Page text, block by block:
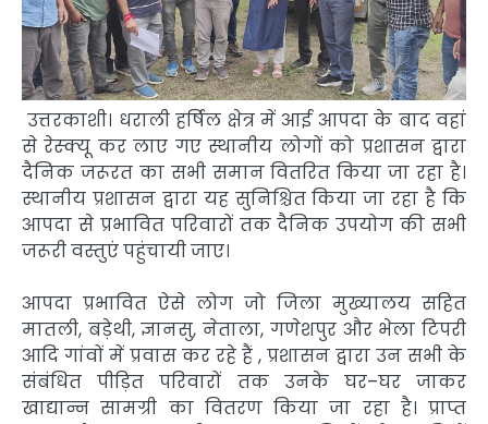
उत्तरकाशी। धराली हर्षिल क्षेत्र में आई आपदा के बाद वहां
से रेस्क्यू कर लाए गए स्थानीय लोगों को प्रशासन द्वारा
दैनिक जरूरत का सभी समान वितरित किया जा रहा है।
स्थानीय प्रशासन द्वारा यह सुनिश्चित किया जा रहा है कि
आपदा से प्रभावित परिवारों तक दैनिक उपयोग की सभी
जरूरी वस्तुएं पहुंचायी जाए।
आपदा प्रभावित ऐसे लोग जो जिला मुख्यालय सहित
मातली, बड़ेथी, ज्ञानसु, नेताला, गणेशपुर और भेला टिपरी
आदि गांवों में प्रवास कर रहे हैं , प्रशासन द्वारा उन सभी के
संबंधित पीड़ित परिवारों तक उनके घर–घर जाकर
खाद्यान्न सामग्री का वितरण किया जा रहा है। प्राप्त